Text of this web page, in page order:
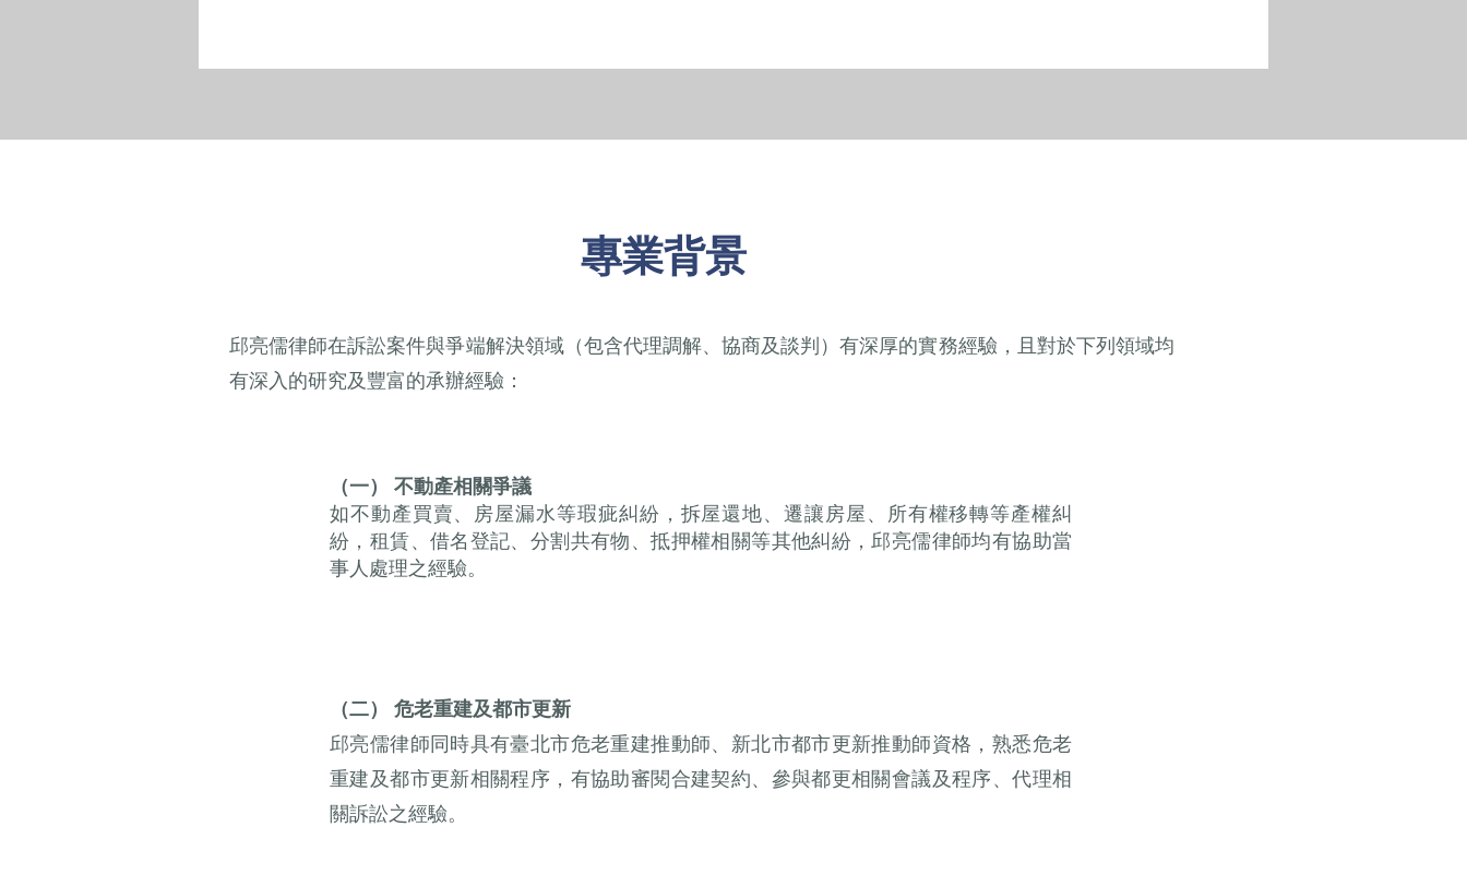
專業背景
邱亮儒律師在訴訟案件與爭端解決領域（包含代理調解、協商及談判）有深厚的實務經驗，且對於下列領域均
有深入的研究及豐富的承辦經驗：
（一） 不動產相關爭議
如不動產買賣、房屋漏水等瑕疵糾紛，拆屋還地、遷讓房屋、所有權移轉等產權糾
紛，租賃、借名登記、分割共有物、抵押權相關等其他糾紛，邱亮儒律師均有協助當
事人處理之經驗。
（二） 危老重建及都市更新
邱亮儒律師同時具有臺北市危老重建推動師、新北市都市更新推動師資格，熟悉危老
重建及都市更新相關程序，有協助審閱合建契約、參與都更相關會議及程序、代理相
關訴訟之經驗。